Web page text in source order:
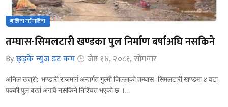
मालिका गाउँपालिका
तम्घास-सिमलटारी खण्डका पुल निर्माण बर्षाअघि नसकिने
By छ्ड्के न्युज डट कम जेष्ठ १४, २०८१, सोमवार
अनिल खत्री: भण्डारी राजमार्ग अन्तर्गत गुल्मी जिल्लाको तम्घास–सिमलटारी खण्डमा ४ वटा
पक्की पुल बर्खा अगावै नसकिने निश्चित भएको छ ।…